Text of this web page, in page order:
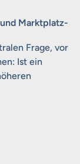
Marktplatz-
Frage, vor
Ist ein